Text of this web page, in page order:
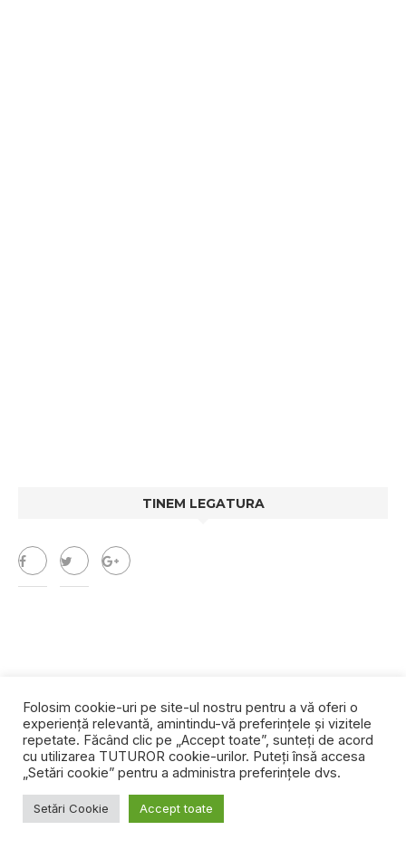
TINEM LEGATURA
Folosim cookie-uri pe site-ul nostru pentru a vă oferi o
experiență relevantă, amintindu-vă preferințele și vizitele
repetate. Făcând clic pe „Accept toate”, sunteți de acord
cu utilizarea TUTUROR cookie-urilor. Puteți însă accesa
„Setări cookie” pentru a administra preferințele dvs.
Setări Cookie Accept toate